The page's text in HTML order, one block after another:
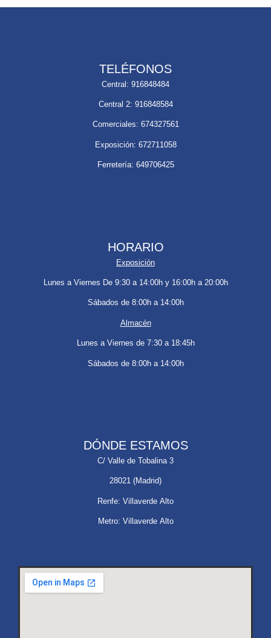
TELÉFONOS
Central: 916848484
Central 2: 916848584
Comerciales: 674327561
Exposición: 672711058
Ferretería: 649706425
HORARIO
Exposición
Lunes a Viernes De 9:30 a 14:00h y 16:00h a 20:00h
Sábados de 8:00h a 14:00h
Almacén
Lunes a Viernes de 7:30 a 18:45h
Sábados de 8:00h a 14:00h
DÓNDE ESTAMOS
C/ Valle de Tobalina 3
28021 (Madrid)
Renfe: Villaverde Alto
Metro: Villaverde Alto